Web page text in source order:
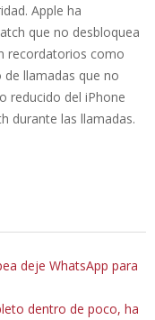
Apple ha
que no desbloquea
recordatorios como
llamadas que no
reducido del iPhone
durante las llamadas.
deje WhatsApp para
dentro de poco, ha